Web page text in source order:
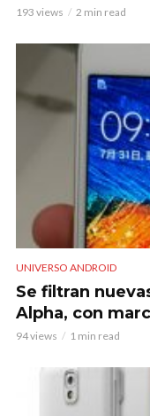
193 views 2 min read
UNIVERSO ANDROID
Se filtran
Alpha, con
94 views 1 min read